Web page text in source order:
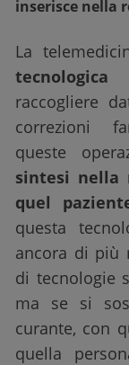
inserisce nella
La
tecnologica
raccogliere
correzioni
queste
sintesi nella
quel
questa
ancora di più
di tecnologie
ma se si
curante, con
quella